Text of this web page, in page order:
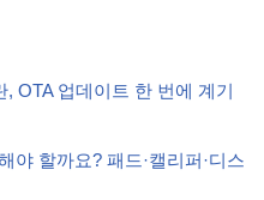
OTA 업데이트 한 번에 계기
야 할까요? 패드·캘리퍼·디스